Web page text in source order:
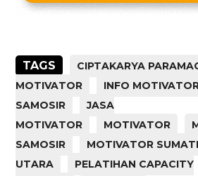
TAGS CIPTAKARYA
MOTIVATOR
INFO
SAMOSIR
JASA
MOTIVATOR
MOTIVATOR
SAMOSIR
MOTIVATOR
UTARA
PELATIHAN CAPACITY